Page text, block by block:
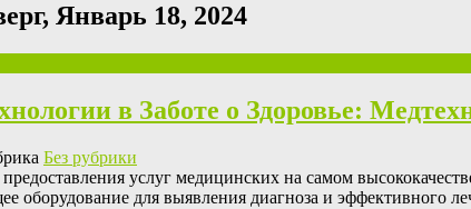
Январь 18, 2024
в Заботе о Здоровье:
Без рубрики
услуг медицинских на самом
оборудование для выявления диагноза и эффективного